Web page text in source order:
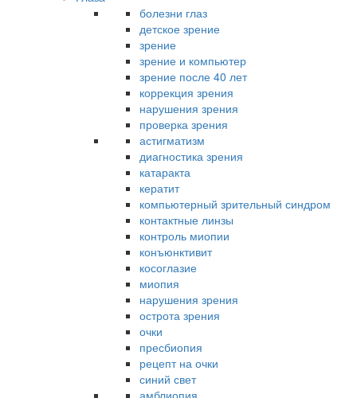
болезни глаз
детское зрение
зрение
зрение и компьютер
зрение после 40 лет
коррекция зрения
нарушения зрения
проверка зрения
астигматизм
диагностика зрения
катаракта
кератит
компьютерный зрительный синдром
контактные линзы
контроль миопии
конъюнктивит
косоглазие
миопия
нарушения зрения
острота зрения
очки
пресбиопия
рецепт на очки
синий свет